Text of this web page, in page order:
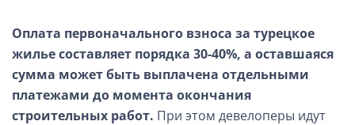
Оплата первоначального взноса за турецкое
жилье составляет порядка 30-40%, а оставшаяся
сумма может быть выплачена отдельными
платежами до момента окончания
строительных работ. При этом девелоперы идут